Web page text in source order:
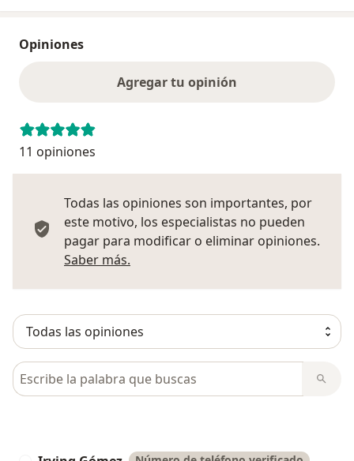
Opiniones
Agregar tu opinión
11 opiniones
Todas las opiniones son importantes, por
este motivo, los especialistas no pueden
pagar para modificar o eliminar opiniones.
Saber más.
Busca en opiniones